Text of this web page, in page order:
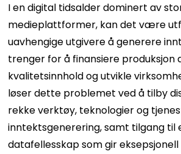
I en digital tidsalder dominert av
medieplattformer, kan det være
uavhengige utgivere å generere
trenger for å finansiere produksjon
kvalitetsinnhold og utvikle
løser dette problemet ved å tilby
rekke verktøy, teknologier og
inntektsgenerering, samt tilgang til
datafellesskap som gir